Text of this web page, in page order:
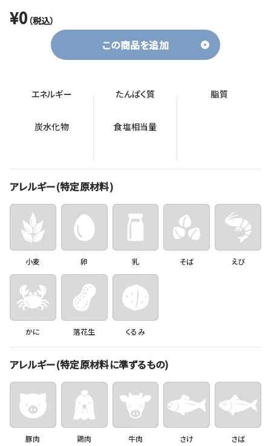
¥0 （税込）
この商品を追加
エネルギー たんぱく質 脂質
炭水化物 食塩相当量
アレルギー(特定原材料)
小麦 卵 乳 そば えび
かに 落花生 くるみ
アレルギー(特定原材料に準ずるもの)
豚肉 鶏肉 牛肉 さけ さば